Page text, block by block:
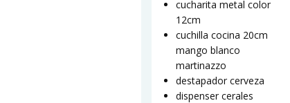
cucharita metal color
12cm
cuchilla cocina 20cm
mango blanco
martinazzo
destapador cerveza
dispenser cerales